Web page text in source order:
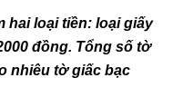
hai loại tiền: loại giấy
đồng. Tổng số tờ
nhiêu tờ giấc bạc